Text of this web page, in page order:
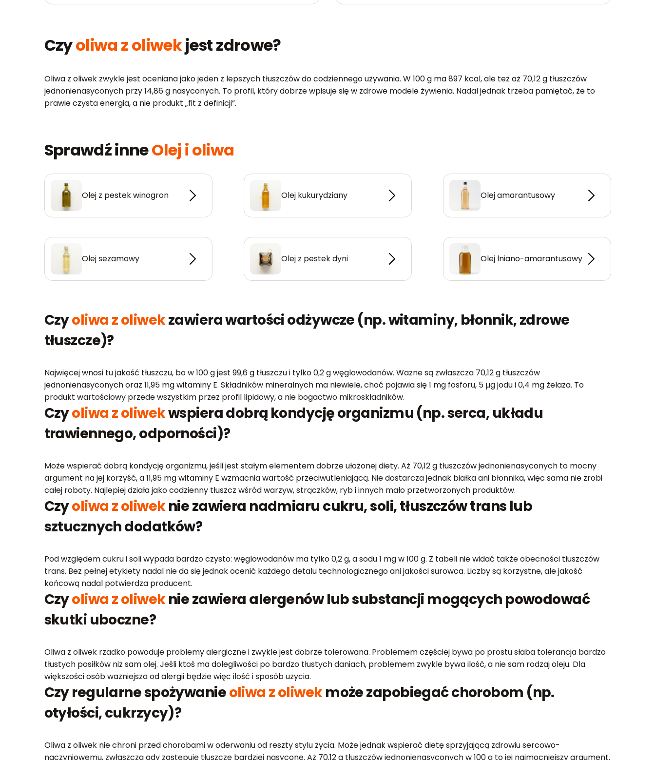
Czyoliwa z oliwekjest zdrowe?
Oliwa z oliwek zwykle jest oceniana jako jeden z lepszych tłuszczów do codziennego używania. W 100 g ma 897 kcal, ale też aż 70,12 g tłuszczów
jednonienasyconych przy 14,86 g nasyconych. To profil, który dobrze wpisuje się w zdrowe modele żywienia. Nadal jednak trzeba pamiętać, że to
prawie czysta energia, a nie produkt „fit z definicji”.
Sprawdź inneOlej i oliwa
Olej z pestek winogron Olej kukurydziany Olej amarantusowy
Olej sezamowy Olej z pestek dyni Olej lniano-amarantusowy
Czyoliwa z oliwekzawiera wartości odżywcze (np. witaminy, błonnik, zdrowe
tłuszcze)?
Najwięcej wnosi tu jakość tłuszczu, bo w 100 g jest 99,6 g tłuszczu i tylko 0,2 g węglowodanów. Ważne są zwłaszcza 70,12 g tłuszczów
jednonienasyconych oraz 11,95 mg witaminy E. Składników mineralnych ma niewiele, choć pojawia się 1 mg fosforu, 5 µg jodu i 0,4 mg żelaza. To
produkt wartościowy przede wszystkim przez profil lipidowy, a nie bogactwo mikroskładników.
Czyoliwa z oliwekwspiera dobrą kondycję organizmu (np. serca, układu
trawiennego, odporności)?
Może wspierać dobrą kondycję organizmu, jeśli jest stałym elementem dobrze ułożonej diety. Aż 70,12 g tłuszczów jednonienasyconych to mocny
argument na jej korzyść, a 11,95 mg witaminy E wzmacnia wartość przeciwutleniającą. Nie dostarcza jednak białka ani błonnika, więc sama nie zrobi
całej roboty. Najlepiej działa jako codzienny tłuszcz wśród warzyw, strączków, ryb i innych mało przetworzonych produktów.
Czyoliwa z oliweknie zawiera nadmiaru cukru, soli, tłuszczów trans lub
sztucznych dodatków?
Pod względem cukru i soli wypada bardzo czysto: węglowodanów ma tylko 0,2 g, a sodu 1 mg w 100 g. Z tabeli nie widać także obecności tłuszczów
trans. Bez pełnej etykiety nadal nie da się jednak ocenić każdego detalu technologicznego ani jakości surowca. Liczby są korzystne, ale jakość
końcową nadal potwierdza producent.
Czyoliwa z oliweknie zawiera alergenów lub substancji mogących powodować
skutki uboczne?
Oliwa z oliwek rzadko powoduje problemy alergiczne i zwykle jest dobrze tolerowana. Problemem częściej bywa po prostu słaba tolerancja bardzo
tłustych posiłków niż sam olej. Jeśli ktoś ma dolegliwości po bardzo tłustych daniach, problemem zwykle bywa ilość, a nie sam rodzaj oleju. Dla
większości osób ważniejsza od alergii będzie więc ilość i sposób użycia.
Czy regularne spożywanieoliwa z oliwekmoże zapobiegać chorobom (np.
otyłości, cukrzycy)?
Oliwa z oliwek nie chroni przed chorobami w oderwaniu od reszty stylu życia. Może jednak wspierać dietę sprzyjającą zdrowiu sercowo-
naczyniowemu, zwłaszcza gdy zastępuje tłuszcze bardziej nasycone. Aż 70,12 g tłuszczów jednonienasyconych w 100 g to jej najmocniejszy argument.